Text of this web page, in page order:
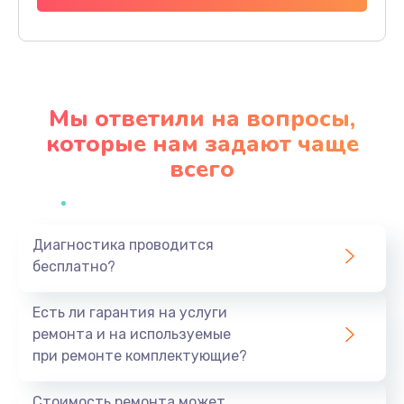
Заказать
Замена видеочипа
Ремонт разъема питания
Заказать
1890 руб.
Мы ответили на вопросы,
которые нам задают чаще
всего
Диагностика проводится
бесплатно?
Есть ли гарантия на услуги
ремонта и на используемые
при ремонте комплектующие?